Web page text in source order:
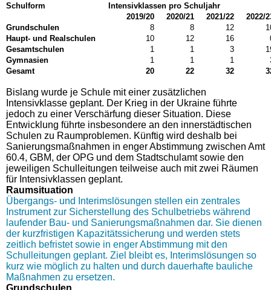
Schulform
Intensivklassen pro Schuljahr
2019/20
2020/21 2021/22
2022/
Grundschulen
8 8 12
Haupt- und Realschulen
10 12 16
Gesamtschulen
1 1 3
Gymnasien
1 1 1
Gesamt
20 22 32
Bislang wurde je Schule mit einer zusätzlichen
Intensivklasse geplant. Der Krieg in der Ukraine führte
jedoch zu einer Verschärfung dieser Situation. Diese
Entwicklung führte insbesondere an den innerstädtischen
Schulen zu Raumproblemen. Künftig wird deshalb bei
Sanierungsmaßnahmen in enger Abstimmung zwischen Amt
60.4, GBM, der OPG und dem Stadtschulamt sowie den
jeweiligen Schulleitungen teilweise auch mit zwei Räumen
für Intensivklassen geplant.
Raumsituation
Übergangs- und Interimslösungen stellen ein zentrales
Instrument zur Sicherstellung des Schulbetriebs während
laufender Bau- und Sanierungsmaßnahmen dar. Sie dienen
der kurzfristigen Kapazitätssicherung und werden stets
zeitlich befristet sowie in enger Abstimmung mit den
Schulleitungen geplant. Ziel bleibt es, Interimslösungen so
kurz wie möglich zu halten und durch dauerhafte bauliche
Maßnahmen zu ersetzen.
Grundschulen